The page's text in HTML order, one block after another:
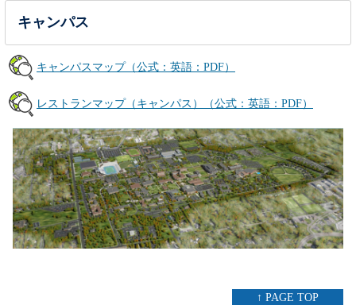
キャンパス
キャンパスマップ（公式：英語：PDF）
レストランマップ（キャンパス）（公式：英語：PDF）
↑ PAGE TOP